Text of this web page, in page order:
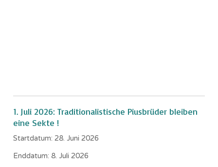
1. Juli 2026: Traditionalistische Piusbrüder bleiben
eine Sekte !
Startdatum: 28. Juni 2026
Enddatum: 8. Juli 2026